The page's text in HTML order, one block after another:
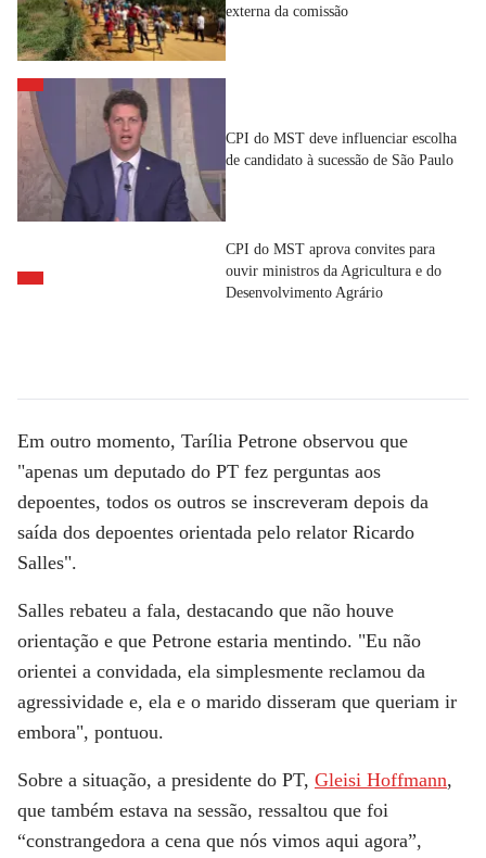
externa da comissão
CPI do MST deve influenciar escolha
de candidato à sucessão de São Paulo
CPI do MST aprova convites para
ouvir ministros da Agricultura e do
Desenvolvimento Agrário
Em outro momento, Tarília Petrone observou que
"apenas um deputado do PT fez perguntas aos
depoentes, todos os outros se inscreveram depois da
saída dos depoentes orientada pelo relator Ricardo
Salles".
Salles rebateu a fala, destacando que não houve
orientação e que Petrone estaria mentindo. "Eu não
orientei a convidada, ela simplesmente reclamou da
agressividade e, ela e o marido disseram que queriam ir
embora", pontuou.
Sobre a situação, a presidente do PT, Gleisi Hoffmann,
que também estava na sessão, ressaltou que foi
“constrangedora a cena que nós vimos aqui agora”,